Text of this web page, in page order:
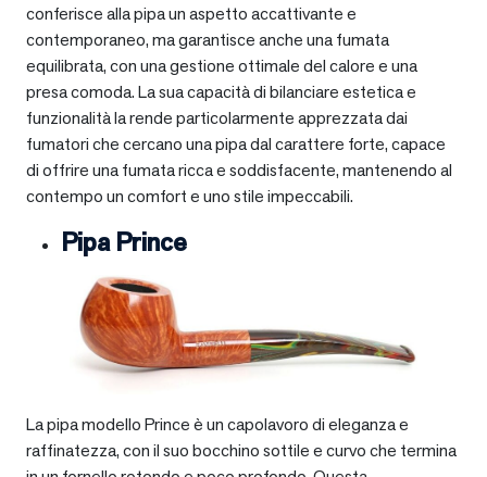
conferisce alla pipa un aspetto accattivante e
contemporaneo, ma garantisce anche una fumata
equilibrata, con una gestione ottimale del calore e una
presa comoda. La sua capacità di bilanciare estetica e
funzionalità la rende particolarmente apprezzata dai
fumatori che cercano una pipa dal carattere forte, capace
di offrire una fumata ricca e soddisfacente, mantenendo al
contempo un comfort e uno stile impeccabili.
Pipa Prince
La pipa modello Prince è un capolavoro di eleganza e
raffinatezza, con il suo bocchino sottile e curvo che termina